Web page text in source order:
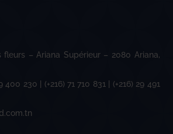
– Ariana Supérieur – 2080 Ariana,
400 230 | (+216) 71 710 831 | (+216) 29 491